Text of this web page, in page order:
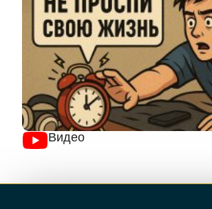
Видео